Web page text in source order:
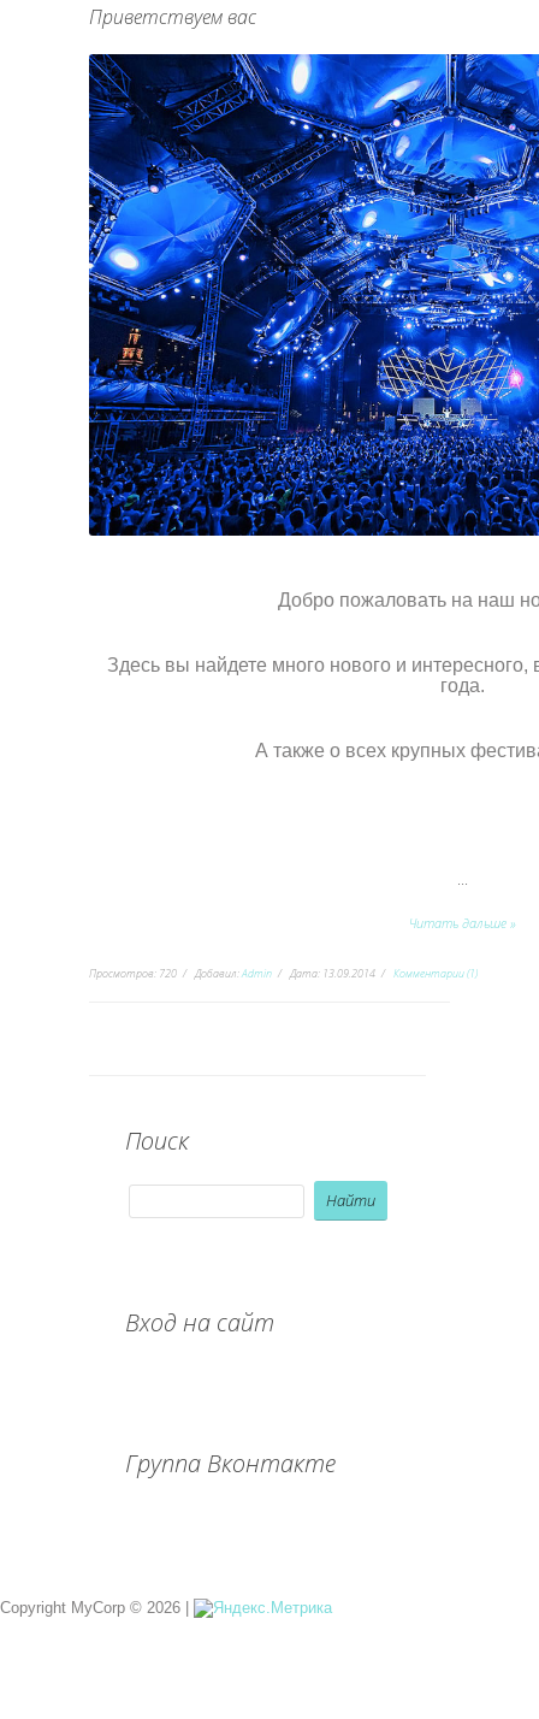
Приветствуем вас
Добро пожаловать на наш
Здесь вы найдете много нового и
года.
А также о всех крупных
Читать дальше »
Просмотров: 720 Добавил:Admin Дата: 13.09.2014 Комментарии (1)
Поиск
Вход на сайт
Группа Вконтакте
Copyright MyCorp © 2026